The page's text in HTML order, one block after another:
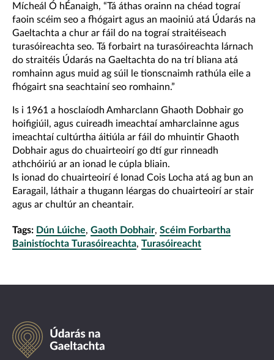
Mícheál Ó hÉanaigh, “Tá áthas orainn na chéad tograí
faoin scéim seo a fhógairt agus an maoiniú atá Údarás na
Gaeltachta a chur ar fáil do na tograí straitéiseach
turasóireachta seo. Tá forbairt na turasóireachta lárnach
do straitéis Údarás na Gaeltachta do na trí bliana atá
romhainn agus muid ag súil le tionscnaimh rathúla eile a
fhógairt sna seachtainí seo romhainn.”
Is i 1961 a hosclaíodh Amharclann Ghaoth Dobhair go
hoifigiúil, agus cuireadh imeachtaí amharclainne agus
imeachtaí cultúrtha áitiúla ar fáil do mhuintir Ghaoth
Dobhair agus do chuairteoirí go dtí gur rinneadh
athchóiriú ar an ionad le cúpla bliain.
Is ionad do chuairteoirí é Ionad Cois Locha atá ag bun an
Earagail, láthair a thugann léargas do chuairteoirí ar stair
agus ar chultúr an cheantair.
Tags: Dún Lúiche, Gaoth Dobhair, Scéim Forbartha
Bainistíochta Turasóireachta, Turasóireacht
Údarás
na
Gaeltachta